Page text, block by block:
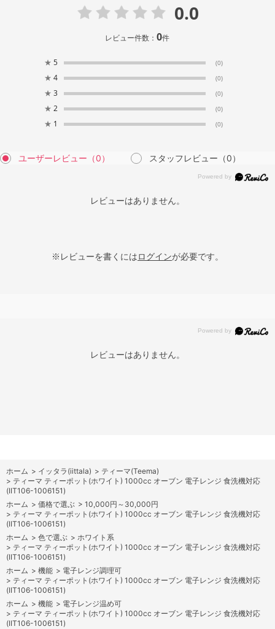
0.0
レビュー件数：0件
★ 5 (0)
★ 4 (0)
★ 3 (0)
★ 2 (0)
★ 1 (0)
ユーザーレビュー （0） スタッフレビュー （0）
レビューはありません。
※レビューを書くにはログインが必要です。
レビューはありません。
ホーム > イッタラ(iittala) > ティーマ(Teema)
> ティーマ ティーポット(ホワイト) 1000cc オーブン 電子レンジ 食洗機対応
(IIT106-1006151)
ホーム > 価格で選ぶ > 10,000円～30,000円
> ティーマ ティーポット(ホワイト) 1000cc オーブン 電子レンジ 食洗機対応
(IIT106-1006151)
ホーム > 色で選ぶ > ホワイト系
> ティーマ ティーポット(ホワイト) 1000cc オーブン 電子レンジ 食洗機対応
(IIT106-1006151)
ホーム > 機能 > 電子レンジ調理可
> ティーマ ティーポット(ホワイト) 1000cc オーブン 電子レンジ 食洗機対応
(IIT106-1006151)
ホーム > 機能 > 電子レンジ温め可
> ティーマ ティーポット(ホワイト) 1000cc オーブン 電子レンジ 食洗機対応
(IIT106-1006151)